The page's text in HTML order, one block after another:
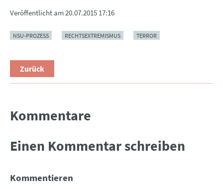
Veröffentlicht am20.07.2015 17:16
NSU-PROZESS RECHTSEXTREMISMUS TERROR
Zurück
Kommentare
Einen Kommentar schreiben
Kommentieren